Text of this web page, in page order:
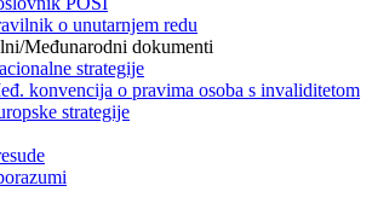
o unutarnjem redu
Međunarodni dokumenti
strategije
konvencija o pravima osoba s invaliditetom
strategije